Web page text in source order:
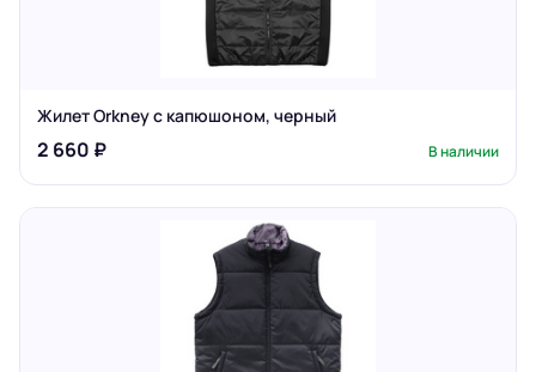
Жилет Orkney с капюшоном, черный
2 660 ₽ В наличии